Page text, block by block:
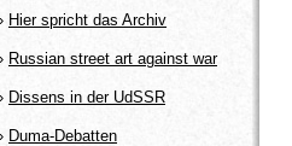
Hier spricht das Archiv
Russian street art against war
Dissens in der UdSSR
Duma-Debatten